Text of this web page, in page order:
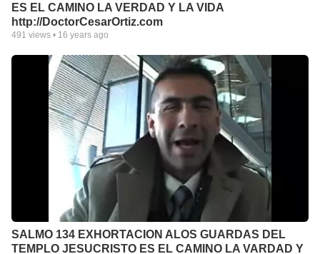
ES EL CAMINO LA VERDAD Y LA VIDA
http://DoctorCesarOrtiz.com
491 views • 16 years ago
SALMO 134 EXHORTACION ALOS GUARDAS DEL
TEMPLO JESUCRISTO ES EL CAMINO LA VARDAD Y